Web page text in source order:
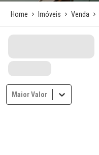
Home Imóveis Venda
Maior Valor